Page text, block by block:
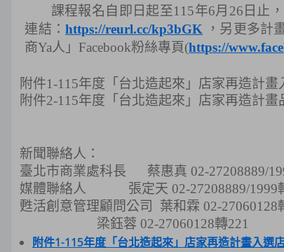
課程報名自即日起至115年6月26日止
連結：https://reurl.cc/kp3bGK
，另更多計
商Ya人」Facebook粉絲專頁(https://
附件1-115年度「台北造起來」店家再造計畫
附件2-115年度「台北造起來」店家再造計
新聞聯絡人：
臺北市商業處科長 蔡惠真 02-27208889/
媒體聯絡人 張定天 02-27208889/1999
甦活創意管理顧問公司 葉和霖 02-27060128
梁鈺蓉 02-27060128轉221
附件1-115年度「台北造起來」店家再造計畫入選